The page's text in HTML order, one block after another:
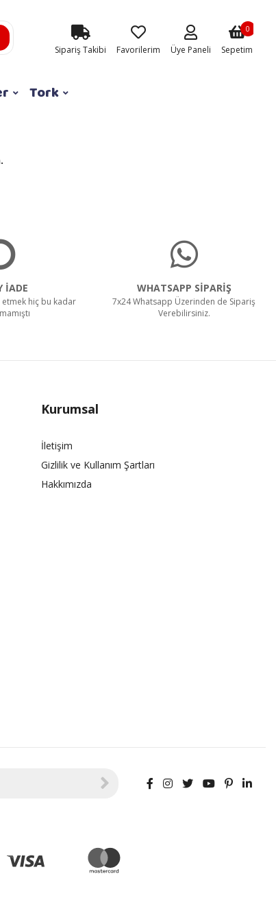
Sipariş Takibi Favorilerim Üye Paneli Sepetim
0
Tork
İADE
etmek hiç bu kadar
WHATSAPP SİPARİŞ
7x24 Whatsapp Üzerinden de Sipariş
Verebilirsiniz.
Kurumsal
İletişim
Gizlilik ve Kullanım Şartları
Hakkımızda